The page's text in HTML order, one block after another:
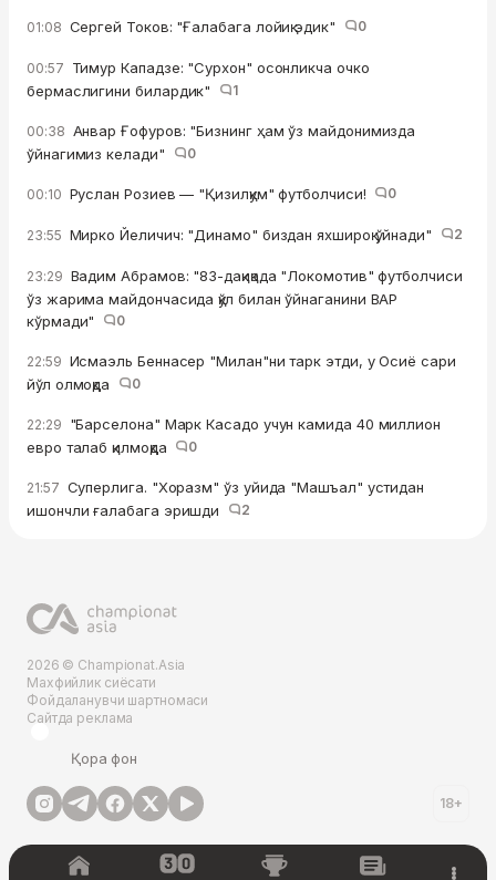
01:08 Сергей Токов: "Ғалабага лойиқ эдик" 0
00:57 Тимур Кападзе: "Сурхон" осонликча очко
бермаслигини билардик"
1
00:38 Анвар Ғофуров: "Бизнинг ҳам ўз майдонимизда
ўйнагимиз келади"
0
00:10 Руслан Розиев — "Қизилқум" футболчиси! 0
23:55 Мирко Йеличич: "Динамо" биздан яхшироқ ўйнади" 2
23:29 Вадим Абрамов: "83-дақиқада "Локомотив" футболчиси
ўз жарима майдончасида қўл билан ўйнаганини ВАР
кўрмади"
0
22:59 Исмаэль Беннасер "Милан"ни тарк этди, у Осиё сари
йўл олмоқда
0
22:29 "Барселона" Марк Касадо учун камида 40 миллион
евро талаб қилмоқда
0
21:57 Суперлига. "Хоразм" ўз уйида "Машъал" устидан
ишончли ғалабага эришди
2
2026 © Championat.Asia
Махфийлик сиёсати
Фойдаланувчи шартномаси
Сайтда реклама
Қора фон
18+